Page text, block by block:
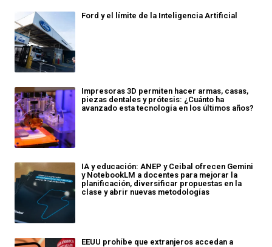
Ford y el límite de la Inteligencia Artificial
Impresoras 3D permiten hacer armas, casas,
piezas dentales y prótesis: ¿Cuánto ha
avanzado esta tecnología en los últimos años?
IA y educación: ANEP y Ceibal ofrecen Gemini
y NotebookLM a docentes para mejorar la
planificación, diversificar propuestas en la
clase y abrir nuevas metodologías
EEUU prohíbe que extranjeros accedan a